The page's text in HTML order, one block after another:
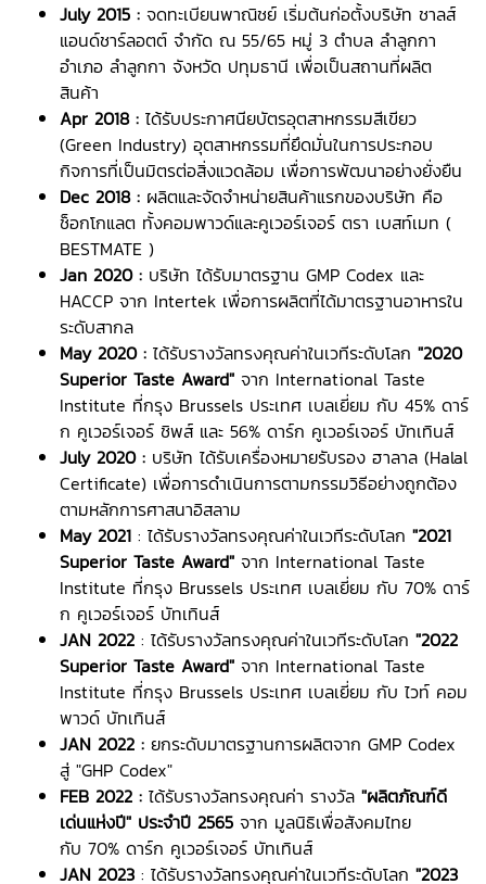
July 2015 : จดทะเบียนพาณิชย์ เริ่มต้นก่อตั้งบริษัท ชาลส์
แอนด์ชาร์ลอตต์ จำกัด ณ 55/65 หมู่ 3 ตำบล ลำลูกกา
อำเภอ ลำลูกกา จังหวัด ปทุมธานี เพื่อเป็นสถานที่ผลิต
สินค้า
Apr 2018 : ได้รับประกาศนียบัตรอุตสาหกรรมสีเขียว
(Green Industry) อุตสาหกรรมที่ยึดมั่นในการประกอบ
กิจการที่เป็นมิตรต่อสิ่งแวดล้อม เพื่อการพัฒนาอย่างยั่งยืน
Dec 2018 : ผลิตและจัดจำหน่ายสินค้าแรกของบริษัท คือ
ช็อกโกแลต ทั้งคอมพาวด์และคูเวอร์เจอร์ ตรา เบสท์เมท (
BESTMATE )
Jan 2020 : บริษัท ได้รับมาตรฐาน GMP Codex และ
HACCP จาก Intertek เพื่อการผลิตที่ได้มาตรฐานอาหารใน
ระดับสากล
May 2020 : ได้รับรางวัลทรงคุณค่าในเวทีระดับโลก "2020
Superior Taste Award" จาก International Taste
Institute ที่กรุง Brussels ประเทศ เบลเยี่ยม กับ 45% ดาร์
ก คูเวอร์เจอร์ ชิพส์ และ 56% ดาร์ก คูเวอร์เจอร์ บัทเทินส์
July 2020 : บริษัท ได้รับเครื่องหมายรับรอง ฮาลาล (Halal
Certificate) เพื่อการดำเนินการตามกรรมวิธีอย่างถูกต้อง
ตามหลักการศาสนาอิสลาม
May 2021 : ได้รับรางวัลทรงคุณค่าในเวทีระดับโลก "2021
Superior Taste Award" จาก International Taste
Institute ที่กรุง Brussels ประเทศ เบลเยี่ยม กับ 70% ดาร์
ก คูเวอร์เจอร์ บัทเทินส์
JAN 2022 : ได้รับรางวัลทรงคุณค่าในเวทีระดับโลก "2022
Superior Taste Award" จาก International Taste
Institute ที่กรุง Brussels ประเทศ เบลเยี่ยม กับ ไวท์ คอม
พาวด์ บัทเทินส์
JAN 2022 : ยกระดับมาตรฐานการผลิตจาก GMP Codex
สู่ "GHP Codex"
FEB 2022 : ได้รับรางวัลทรงคุณค่า รางวัล "ผลิตภัณฑ์ดี
เด่นแห่งปี" ประจำปี 2565 จาก มูลนิธิเพื่อสังคมไทย
กับ 70% ดาร์ก คูเวอร์เจอร์ บัทเทินส์
JAN 2023 : ได้รับรางวัลทรงคุณค่าในเวทีระดับโลก "2023